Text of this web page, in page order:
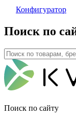
Конфигуратор
Поиск по
Поиск по сайту